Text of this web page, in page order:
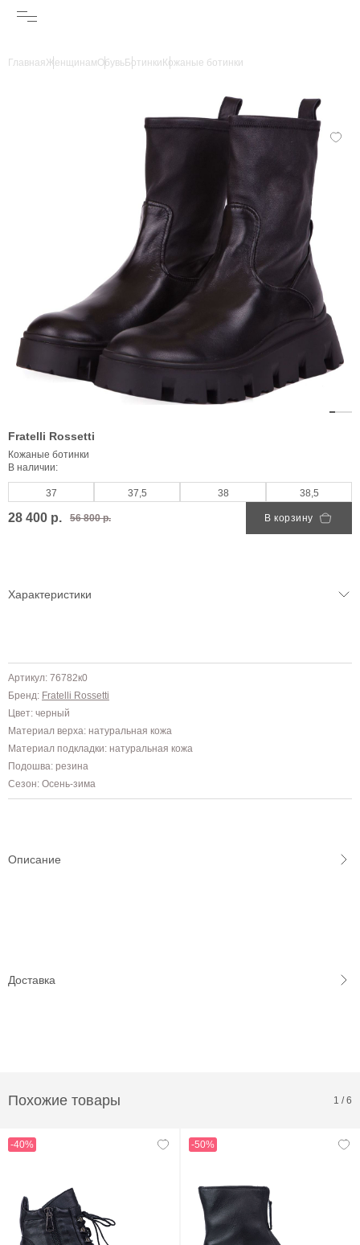
ГлавнаяЖенщинамОбувьБотинки Кожаные ботинки
Fratelli Rossetti
Кожаные ботинки
В наличии:
37 37,5 38 38,5
28 400 р. 56 800 р. В корзину
Характеристики
Артикул: 76782к0
Бренд: Fratelli Rossetti
Цвет: черный
Материал верха: натуральная кожа
Материал подкладки: натуральная кожа
Подошва: резина
Сезон: Осень-зима
Описание
Доставка
Похожие товары 1 /6
-40% -50%